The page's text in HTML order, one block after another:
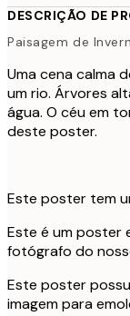
DESCRIÇÃO DE
Paisagem de
Uma cena calma
um rio. Árvores
água. O céu em
deste poster.
Este poster tem
Este é um poster
fotógrafo do
Este poster
imagem para